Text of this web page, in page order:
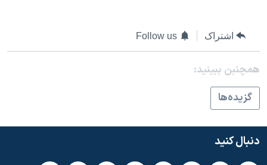
آرشیو پخش زنده
مجموعه مستندهای دادخواهی
چهل سال گروگان‌گیری
اعتراضات مردمی آبان ۹۸
اشتراک Follow us
همچنبن ببینید:
گزيده‌ها
دنبال کنید